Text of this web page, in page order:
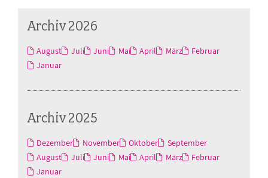
Archiv 2026
August Juli Juni Mai April März
Februar
Januar
Archiv 2025
Dezember November Oktober
September
August
Juli Juni Mai April März
Februar
Januar